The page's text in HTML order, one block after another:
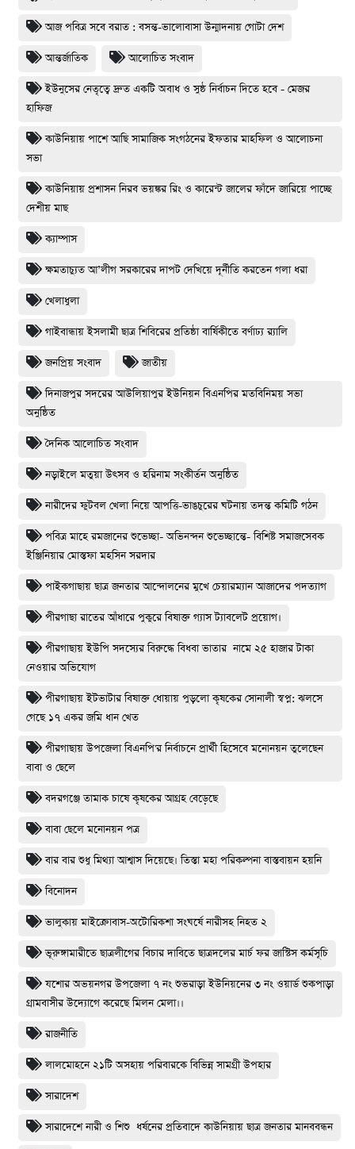
আজ পবিত্র সবে বরাত : বসন্ত-ভালোবাসা উন্মাদনায় গোটা দেশ
আন্তর্জাতিক আলোচিত সংবাদ
ইউনুসের নেতৃত্বে দ্রুত একটি অবাধ ও সুষ্ঠ নির্বাচন দিতে হবে - মেজর
হাফিজ
কাউনিয়ায় পাশে আছি সামাজিক সংগঠনের ইফতার মাহফিল ও আলোচনা
সভা
কাউনিয়ায় প্রশাসন নিরব ভয়ঙ্কর রিং ও কারেন্ট জালের ফাঁদে জারিয়ে পাচ্ছে
দেশীয় মাছ
ক্যাম্পাস
ক্ষমতাচ্যুত আ’লীগ সরকারের দাপট দেখিয়ে দূর্নীতি করতেন গলা ধরা
খেলাধুলা
গাইবান্ধায় ইসলামী ছাত্র শিবিরের প্রতিষ্ঠা বার্ষিকীতে বর্ণাঢ্য র‌্যালি
জনপ্রিয় সংবাদ জাতীয়
দিনাজপুর সদরের আউলিয়াপুর ইউনিয়ন বিএনপির মতবিনিময় সভা
অনুষ্ঠিত
দৈনিক আলোচিত সংবাদ
নড়াইলে মতুয়া উৎসব ও হরিনাম সংকীর্তন অনুষ্ঠিত
নারীদের ফুটবল খেলা নিয়ে আপত্তি-ভাঙচুরের ঘটনায় তদন্ত কমিটি গঠন
পবিত্র মাহে রমজানের শুভেচ্ছা- অভিনন্দন শুভেচ্ছান্তে- বিশিষ্ট সমাজসেবক
ইঞ্জিনিয়ার মোস্তফা মহসিন সরদার
পাইকগাছায় ছাত্র জনতার আন্দোলনের মুখে চেয়ারম্যান আজাদের পদত্যাগ
পীরগাছা রাতের আঁধারে পুকুরে বিষাক্ত গ্যাস ট্যাবলেট প্রয়োগ।
পীরগাছায় ইউপি সদস্যের বিরুদ্ধে বিধবা ভাতার নামে ২৫ হাজার টাকা
নেওয়ার অভিযোগ
পীরগাছায় ইটভাটার বিষাক্ত ধোয়ায় পুড়লো কৃষকের সোনালী স্বপ্ন: ঝলসে
গেছে ১৭ একর জমি ধান খেত
পীরগাছায় উপজেলা বিএনপি'র নির্বাচনে প্রার্থী হিসেবে মনোনয়ন তুলেছেন
বাবা ও ছেলে
বদরগঞ্জে তামাক চাষে কৃষকের আগ্রহ বেড়েছে
বাবা ছেলে মনোনয়ন পত্র
বার বার শুধু মিথ্যা আশ্বাস দিয়েছে। তিস্তা মহা পরিকল্পনা বাস্তবায়ন হয়নি
বিনোদন
ভালুকায় মাইক্রোবাস-অটোরিকশা সংঘর্ষে নারীসহ নিহত ২
ভূরুঙ্গামারীতে ছাত্রলীগের বিচার দাবিতে ছাত্রদলের মার্চ ফর জাস্টিস কর্মসূচি
যশোর অভয়নগর উপজেলা ৭ নং শুভরাড়া ইউনিয়নের ৩ নং ওয়ার্ড শুকপাড়া
গ্রামবাসীর উদ্যোগে করেছে মিলন মেলা।।
রাজনীতি
লালমোহনে ২১টি অসহায় পরিবারকে বিভিন্ন সামগ্রী উপহার
সারাদেশ
সারাদেশে নারী ও শিশু ধর্ষনের প্রতিবাদে কাউনিয়ায় ছাত্র জনতার মানববন্ধন